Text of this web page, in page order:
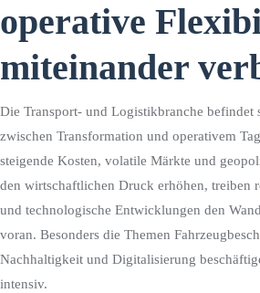
operative
miteinander
Die Transport- und Logistikbranche befindet
zwischen Transformation und operativem
steigende Kosten, volatile Märkte und
den wirtschaftlichen Druck erhöhen, treiben
und technologische Entwicklungen den
voran. Besonders die Themen
Nachhaltigkeit und Digitalisierung
intensiv.